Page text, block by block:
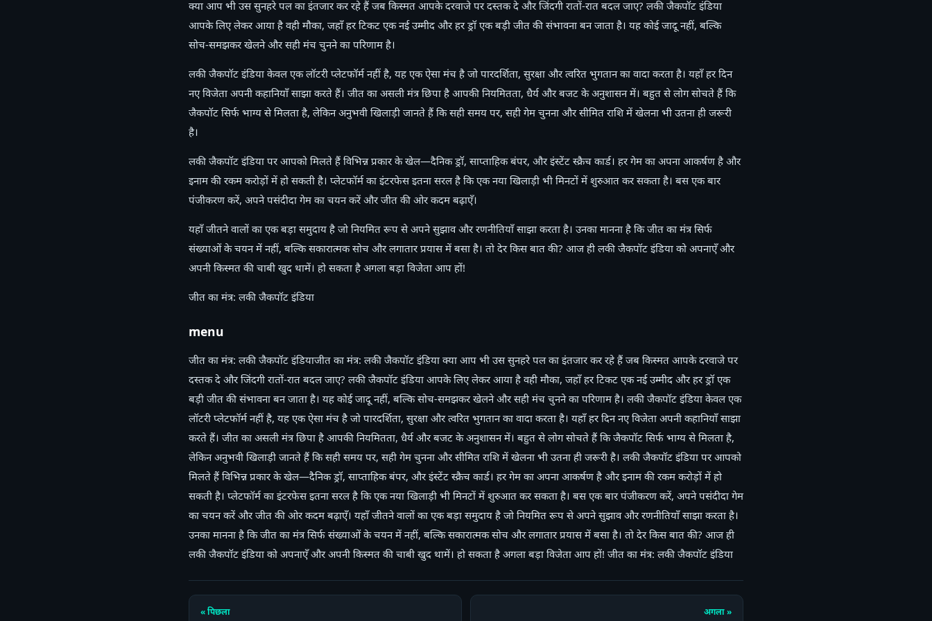
क्या आप भी उस सुनहरे पल का इंतजार कर रहे हैं जब किस्मत आपके दरवाजे पर दस्तक दे और जिंदगी रातों-रात बदल जाए? लकी जैकपॉट इंडिया
आपके लिए लेकर आया है वही मौका, जहाँ हर टिकट एक नई उम्मीद और हर ड्रॉ एक बड़ी जीत की संभावना बन जाता है। यह कोई जादू नहीं, बल्कि
सोच-समझकर खेलने और सही मंच चुनने का परिणाम है।
लकी जैकपॉट इंडिया केवल एक लॉटरी प्लेटफॉर्म नहीं है, यह एक ऐसा मंच है जो पारदर्शिता, सुरक्षा और त्वरित भुगतान का वादा करता है। यहाँ हर दिन
नए विजेता अपनी कहानियाँ साझा करते हैं। जीत का असली मंत्र छिपा है आपकी नियमितता, धैर्य और बजट के अनुशासन में। बहुत से लोग सोचते हैं कि
जैकपॉट सिर्फ भाग्य से मिलता है, लेकिन अनुभवी खिलाड़ी जानते हैं कि सही समय पर, सही गेम चुनना और सीमित राशि में खेलना भी उतना ही जरूरी
है।
लकी जैकपॉट इंडिया पर आपको मिलते हैं विभिन्न प्रकार के खेल—दैनिक ड्रॉ, साप्ताहिक बंपर, और इंस्टेंट स्क्रैच कार्ड। हर गेम का अपना आकर्षण है और
इनाम की रकम करोड़ों में हो सकती है। प्लेटफॉर्म का इंटरफेस इतना सरल है कि एक नया खिलाड़ी भी मिनटों में शुरुआत कर सकता है। बस एक बार
पंजीकरण करें, अपने पसंदीदा गेम का चयन करें और जीत की ओर कदम बढ़ाएँ।
यहाँ जीतने वालों का एक बड़ा समुदाय है जो नियमित रूप से अपने सुझाव और रणनीतियाँ साझा करता है। उनका मानना है कि जीत का मंत्र सिर्फ
संख्याओं के चयन में नहीं, बल्कि सकारात्मक सोच और लगातार प्रयास में बसा है। तो देर किस बात की? आज ही लकी जैकपॉट इंडिया को अपनाएँ और
अपनी किस्मत की चाबी खुद थामें। हो सकता है अगला बड़ा विजेता आप हों!
जीत का मंत्र: लकी जैकपॉट इंडिया
menu
जीत का मंत्र: लकी जैकपॉट इंडियाजीत का मंत्र: लकी जैकपॉट इंडिया क्या आप भी उस सुनहरे पल का इंतजार कर रहे हैं जब किस्मत आपके दरवाजे पर
दस्तक दे और जिंदगी रातों-रात बदल जाए? लकी जैकपॉट इंडिया आपके लिए लेकर आया है वही मौका, जहाँ हर टिकट एक नई उम्मीद और हर ड्रॉ एक
बड़ी जीत की संभावना बन जाता है। यह कोई जादू नहीं, बल्कि सोच-समझकर खेलने और सही मंच चुनने का परिणाम है। लकी जैकपॉट इंडिया केवल एक
लॉटरी प्लेटफॉर्म नहीं है, यह एक ऐसा मंच है जो पारदर्शिता, सुरक्षा और त्वरित भुगतान का वादा करता है। यहाँ हर दिन नए विजेता अपनी कहानियाँ साझा
करते हैं। जीत का असली मंत्र छिपा है आपकी नियमितता, धैर्य और बजट के अनुशासन में। बहुत से लोग सोचते हैं कि जैकपॉट सिर्फ भाग्य से मिलता है,
लेकिन अनुभवी खिलाड़ी जानते हैं कि सही समय पर, सही गेम चुनना और सीमित राशि में खेलना भी उतना ही जरूरी है। लकी जैकपॉट इंडिया पर आपको
मिलते हैं विभिन्न प्रकार के खेल—दैनिक ड्रॉ, साप्ताहिक बंपर, और इंस्टेंट स्क्रैच कार्ड। हर गेम का अपना आकर्षण है और इनाम की रकम करोड़ों में हो
सकती है। प्लेटफॉर्म का इंटरफेस इतना सरल है कि एक नया खिलाड़ी भी मिनटों में शुरुआत कर सकता है। बस एक बार पंजीकरण करें, अपने पसंदीदा गेम
का चयन करें और जीत की ओर कदम बढ़ाएँ। यहाँ जीतने वालों का एक बड़ा समुदाय है जो नियमित रूप से अपने सुझाव और रणनीतियाँ साझा करता है।
उनका मानना है कि जीत का मंत्र सिर्फ संख्याओं के चयन में नहीं, बल्कि सकारात्मक सोच और लगातार प्रयास में बसा है। तो देर किस बात की? आज ही
लकी जैकपॉट इंडिया को अपनाएँ और अपनी किस्मत की चाबी खुद थामें। हो सकता है अगला बड़ा विजेता आप हों! जीत का मंत्र: लकी जैकपॉट इंडिया
« पिछला अगला »